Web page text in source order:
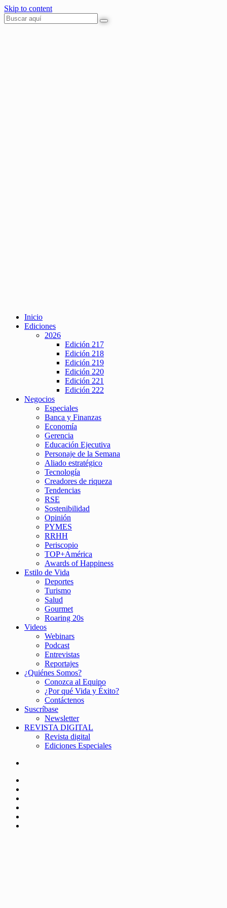
Skip to content
Inicio
Ediciones
2026
Edición 217
Edición 218
Edición 219
Edición 220
Edición 221
Edición 222
Negocios
Especiales
Banca y Finanzas
Economía
Gerencia
Educación Ejecutiva
Personaje de la Semana
Aliado estratégico
Tecnología
Creadores de riqueza
Tendencias
RSE
Sostenibilidad
Opinión
PYMES
RRHH
Periscopio
TOP+América
Awards of Happiness
Estilo de Vida
Deportes
Turismo
Salud
Gourmet
Roaring 20s
Videos
Webinars
Podcast
Entrevistas
Reportajes
¿Quiénes Somos?
Conozca al Equipo
¿Por qué Vida y Éxito?
Contáctenos
Suscríbase
Newsletter
REVISTA DIGITAL
Revista digital
Ediciones Especiales